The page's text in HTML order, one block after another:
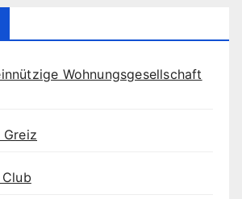
Wohnungsgesellschaft